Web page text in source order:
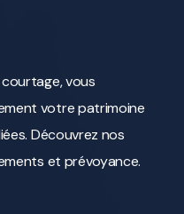
vous
votre patrimoine
Découvrez nos
et prévoyance.